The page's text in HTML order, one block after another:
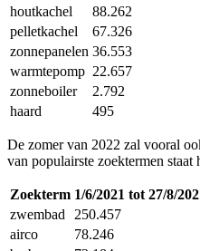
houtkachel
88.262
pelletkachel
67.326
zonnepanelen 36.553
warmtepomp 22.657
zonneboiler
2.792
haard
495
De zomer van 2022 zal vooral
van populairste zoektermen
Zoekterm 1/6/2021 tot 27/8/
zwembad
250.457
airco
78.246